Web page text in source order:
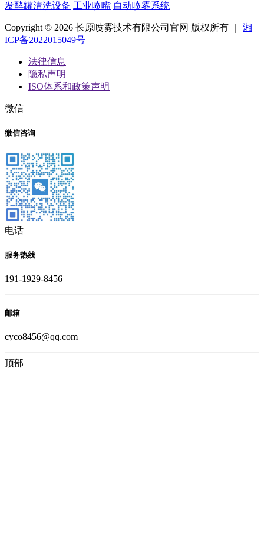
发酵罐清洗设备 工业喷嘴 自动喷雾系统
Copyright © 2026 长原喷雾技术有限公司官网 版权所有 ｜ 湘
ICP备2022015049号
法律信息
隐私声明
ISO体系和政策声明
微信
微信咨询
电话
服务热线
191-1929-8456
邮箱
cyco8456@qq.com
顶部